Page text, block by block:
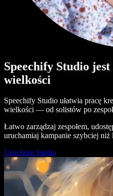
Speechify Studio jest
wielkości
Speechify Studio ułatwia pracę
wielkości — od solistów po
Łatwo zarządzaj zespołem,
uruchamiaj kampanie szybciej
Uruchom Studio